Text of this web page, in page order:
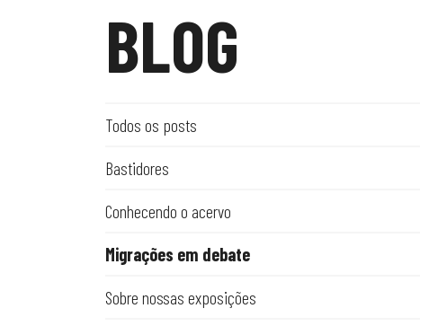
BLOG
Todos os posts
Bastidores
Conhecendo o acervo
Migrações em debate
Sobre nossas exposições